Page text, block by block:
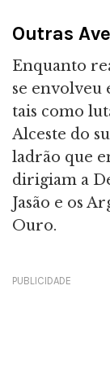
Outras
Enquanto
se envolveu
tais como
Alceste do
ladrão que
dirigiam a
Jasão e os
Ouro.
PUBLICIDADE